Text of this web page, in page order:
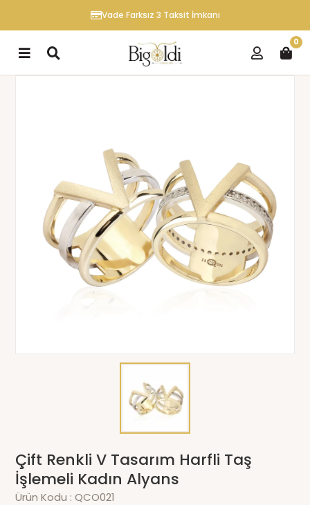
Vade Farksız 3 Taksit İmkanı
0
Çift Renkli V Tasarım Harfli Taş
İşlemeli Kadın Alyans
Ürün Kodu :QCO021